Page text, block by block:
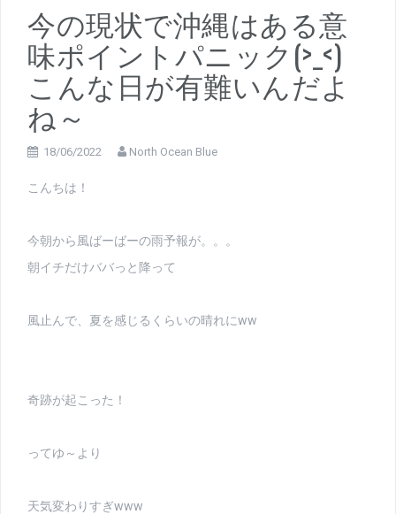
今の現状で沖縄はある意
味ポイントパニック(>_<)
こんな日が有難いんだよ
ね～
18/06/2022 North Ocean Blue
こんちは！
今朝から風ばーばーの雨予報が。。。
朝イチだけババっと降って
風止んで、夏を感じるくらいの晴れにww
奇跡が起こった！
ってゆ～より
天気変わりすぎwww